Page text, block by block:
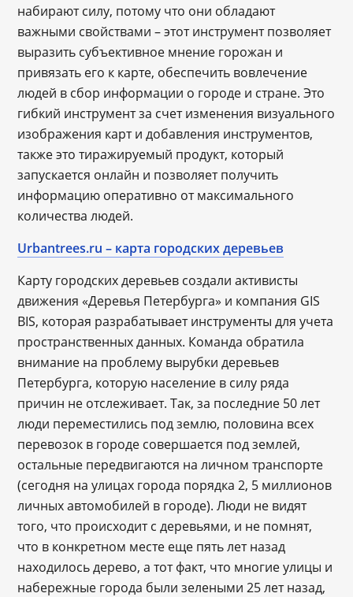
набирают силу, потому что они обладают
важными свойствами – этот инструмент позволяет
выразить субъективное мнение горожан и
привязать его к карте, обеспечить вовлечение
людей в сбор информации о городе и стране. Это
гибкий инструмент за счет изменения визуального
изображения карт и добавления инструментов,
также это тиражируемый продукт, который
запускается онлайн и позволяет получить
информацию оперативно от максимального
количества людей.
Urbantrees.ru – карта городских деревьев
Карту городских деревьев создали активисты
движения «Деревья Петербурга» и компания GIS
BIS, которая разрабатывает инструменты для учета
пространственных данных. Команда обратила
внимание на проблему вырубки деревьев
Петербурга, которую население в силу ряда
причин не отслеживает. Так, за последние 50 лет
люди переместились под землю, половина всех
перевозок в городе совершается под землей,
остальные передвигаются на личном транспорте
(сегодня на улицах города порядка 2, 5 миллионов
личных автомобилей в городе). Люди не видят
того, что происходит с деревьями, и не помнят,
что в конкретном месте еще пять лет назад
находилось дерево, а тот факт, что многие улицы и
набережные города были зелеными 25 лет назад,